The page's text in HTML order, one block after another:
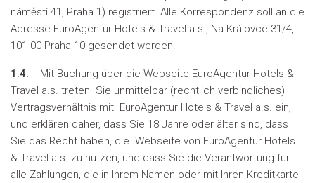
náměstí 41, Praha 1) registriert. Alle Korrespondenz soll an die
Adresse EuroAgentur Hotels & Travel a.s., Na Královce 31/4,
101 00 Praha 10 gesendet werden.
1.4. Mit Buchung über die Webseite EuroAgentur Hotels &
Travel a.s. treten Sie unmittelbar (rechtlich verbindliches)
Vertragsverhältnis mit EuroAgentur Hotels & Travel a.s. ein,
und erklären daher, dass Sie 18 Jahre oder älter sind, dass
Sie das Recht haben, die Webseite von EuroAgentur Hotels
& Travel a.s. zu nutzen, und dass Sie die Verantwortung für
alle Zahlungen, die in Ihrem Namen oder mit Ihren Kreditkarte